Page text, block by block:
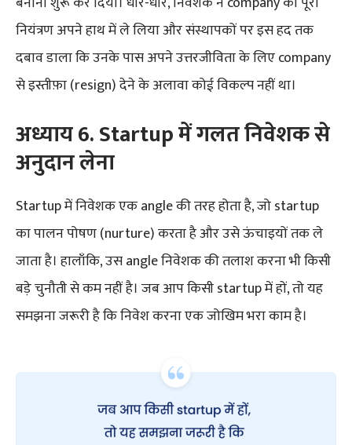
नियंत्रण अपने हाथ में ले लिया और संस्थापकों पर इस हद तक
दबाव डाला कि उनके पास अपने उत्तरजीविता के लिए company
से इस्तीफ़ा (resign) देने के अलावा कोई विकल्प नहीं था।
अध्याय 6. Startup में गलत निवेशक से
अनुदान लेना
Startup में निवेशक एक angle की तरह होता है, जो startup
का पालन ​​पोषण (nurture) करता है और उसे ऊंचाइयों तक ले
जाता है। हालाँकि, उस angle निवेशक की तलाश करना भी किसी
बड़े चुनौती से कम नहीं है। जब आप किसी startup में हों, तो यह
समझना जरूरी है कि निवेश करना एक जोखिम भरा काम है।